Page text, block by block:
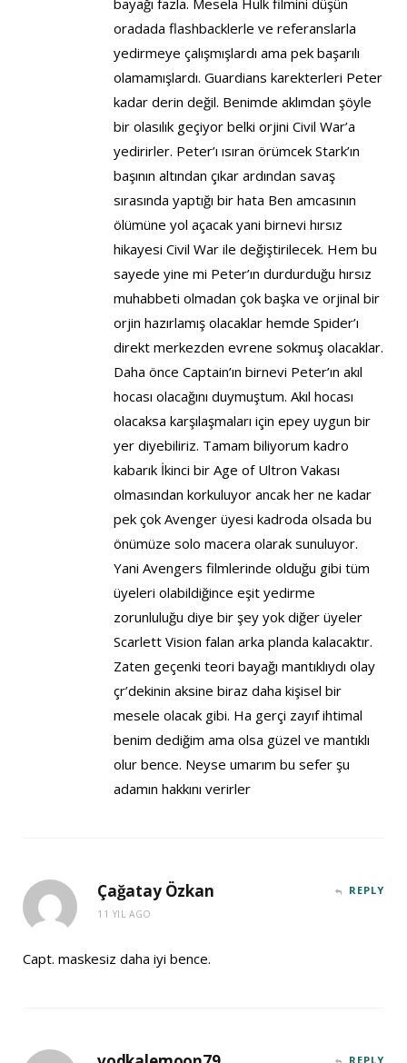
oradada flashbacklerle ve referanslarla
yedirmeye çalışmışlardı ama pek başarılı
olamamışlardı. Guardians karekterleri Peter
kadar derin değil. Benimde aklımdan şöyle
bir olasılık geçiyor belki orjini Civil War’a
yedirirler. Peter’ı ısıran örümcek Stark’ın
başının altından çıkar ardından savaş
sırasında yaptığı bir hata Ben amcasının
ölümüne yol açacak yani birnevi hırsız
hikayesi Civil War ile değiştirilecek. Hem bu
sayede yine mi Peter’ın durdurduğu hırsız
muhabbeti olmadan çok başka ve orjinal bir
orjin hazırlamış olacaklar hemde Spider’ı
direkt merkezden evrene sokmuş olacaklar.
Daha önce Captain’ın birnevi Peter’ın akıl
hocası olacağını duymuştum. Akıl hocası
olacaksa karşılaşmaları için epey uygun bir
yer diyebiliriz. Tamam biliyorum kadro
kabarık İkinci bir Age of Ultron Vakası
olmasından korkuluyor ancak her ne kadar
pek çok Avenger üyesi kadroda olsada bu
önümüze solo macera olarak sunuluyor.
Yani Avengers filmlerinde olduğu gibi tüm
üyeleri olabildiğince eşit yedirme
zorunluluğu diye bir şey yok diğer üyeler
Scarlett Vision falan arka planda kalacaktır.
Zaten geçenki teori bayağı mantıklıydı olay
çr’dekinin aksine biraz daha kişisel bir
mesele olacak gibi. Ha gerçi zayıf ihtimal
benim dediğim ama olsa güzel ve mantıklı
olur bence. Neyse umarım bu sefer şu
adamın hakkını verirler
Çağatay Özkan
11 YIL AGO
REPLY
Capt. maskesiz daha iyi bence.
REPLY